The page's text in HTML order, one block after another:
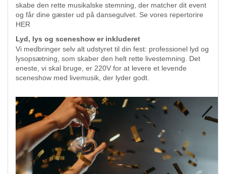
skabe den rette musikalske stemning, der matcher dit event
og får dine gæster ud på dansegulvet. Se vores repertorire
HER
Lyd, lys og sceneshow er inkluderet
Vi medbringer selv alt udstyret til din fest: professionel lyd og
lysopsætning, som skaber den helt rette livestemning. Det
eneste, vi skal bruge, er 220V for at levere et levende
sceneshow med livemusik, der lyder godt.